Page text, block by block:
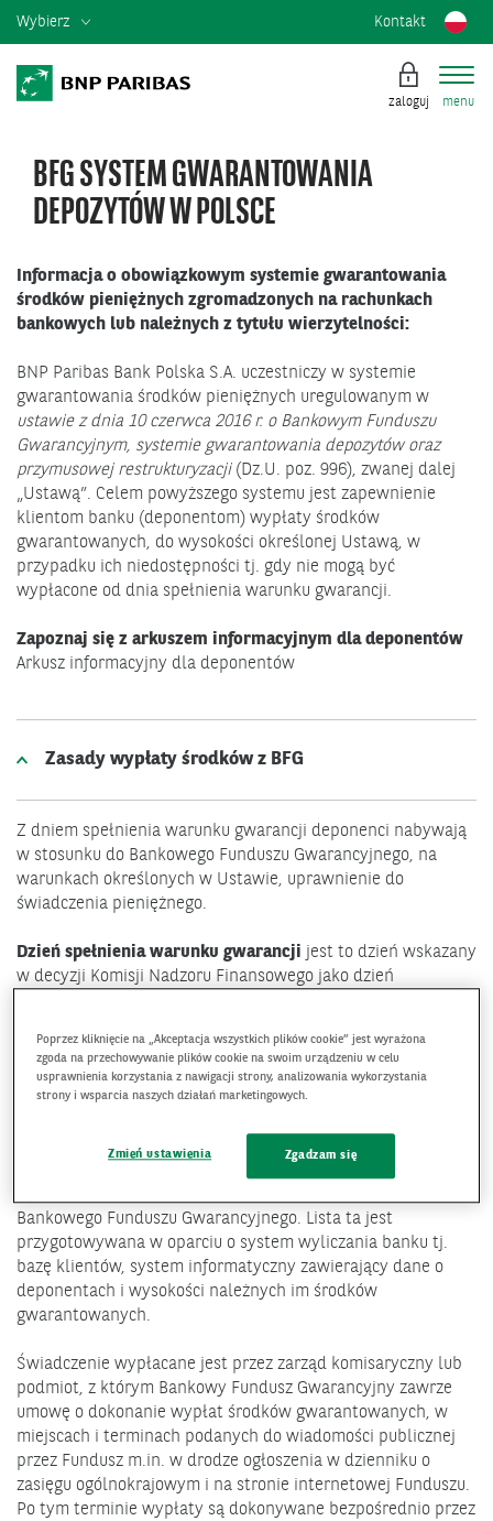
Wybierz Kontakt
zaloguj menu
BFG SYSTEM GWARANTOWANIA
DEPOZYTÓW W POLSCE
Informacja o obowiązkowym systemie gwarantowania
środków pieniężnych zgromadzonych na rachunkach
bankowych lub należnych z tytułu wierzytelności:
BNP Paribas Bank Polska S.A. uczestniczy w systemie
gwarantowania środków pieniężnych uregulowanym w
ustawie z dnia 10 czerwca 2016 r. o Bankowym Funduszu
Gwarancyjnym, systemie gwarantowania depozytów oraz
przymusowej restrukturyzacji (Dz.U. poz. 996), zwanej dalej
„Ustawą”. Celem powyższego systemu jest zapewnienie
klientom banku (deponentom) wypłaty środków
gwarantowanych, do wysokości określonej Ustawą, w
przypadku ich niedostępności tj. gdy nie mogą być
wypłacone od dnia spełnienia warunku gwarancji.
Zapoznaj się z arkuszem informacyjnym dla deponentów
Arkusz informacyjny dla deponentówOtwiera
oknie.
Zasady wypłaty środków z BFG
Z dniem spełnienia warunku gwarancji deponenci nabywają
w stosunku do Bankowego Funduszu Gwarancyjnego, na
warunkach określonych w Ustawie, uprawnienie do
świadczenia pieniężnego.
Dzień spełnienia warunku gwarancji jest to dzień wskazany
w decyzji Komisji Nadzoru Finansowego jako dzień
oraz wystąpienia do właściwego sądu z wnioskiem o
ogłoszenie upadłości.
deponentów, która jest sporządzona przez podmiot
Bankowego Funduszu Gwarancyjnego. Lista ta jest
przygotowywana w oparciu o system wyliczania banku tj.
bazę klientów, system informatyczny zawierający dane o
deponentach i wysokości należnych im środków
gwarantowanych.
Świadczenie wypłacane jest przez zarząd komisaryczny lub
podmiot, z którym Bankowy Fundusz Gwarancyjny zawrze
umowę o dokonanie wypłat środków gwarantowanych, w
miejscach i terminach podanych do wiadomości publicznej
przez Fundusz m.in. w drodze ogłoszenia w dzienniku o
zasięgu ogólnokrajowym i na stronie internetowej Funduszu.
Po tym terminie wypłaty są dokonywane bezpośrednio przez
Poprzez kliknięcie na „Akceptacja wszystkich plików cookie” jest wyrażona
zgoda na przechowywanie plików cookie na swoim urządzeniu w celu
usprawnienia korzystania z nawigacji strony, analizowania wykorzystania
strony i wsparcia naszych działań marketingowych.
Zmień ustawienia Zgadzam się